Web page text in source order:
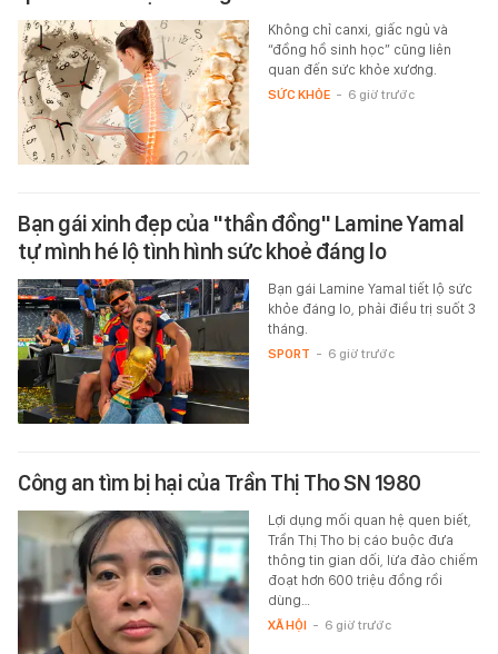
Không chỉ canxi, giấc ngủ và
“đồng hồ sinh học” cũng liên
quan đến sức khỏe xương.
SỨC KHỎE - 6 giờ trước
Bạn gái xinh đẹp của "thần đồng" Lamine Yamal
tự mình hé lộ tình hình sức khoẻ đáng lo
Bạn gái Lamine Yamal tiết lộ sức
khỏe đáng lo, phải điều trị suốt 3
tháng.
SPORT - 6 giờ trước
Công an tìm bị hại của Trần Thị Tho SN 1980
Lợi dụng mối quan hệ quen biết,
Trần Thị Tho bị cáo buộc đưa
thông tin gian dối, lừa đảo chiếm
đoạt hơn 600 triệu đồng rồi
dùng…
XÃ HỘI - 6 giờ trước